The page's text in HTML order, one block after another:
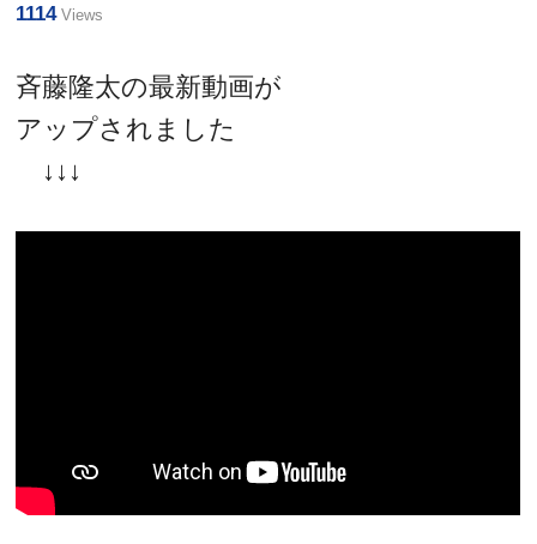
1114Views
斉藤隆太の最新動画が
アップされました
↓↓↓